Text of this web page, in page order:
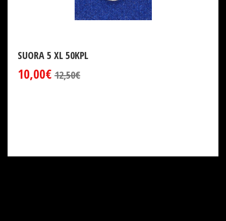
SUORA 5 XL 50KPL
10,00€ 12,50€